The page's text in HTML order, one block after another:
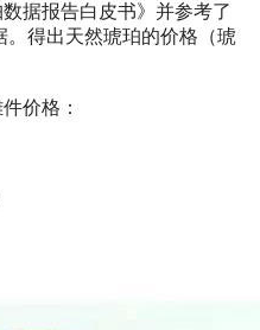
据报告白皮书》并参考了
。得出天然琥珀的价格（琥
价格：